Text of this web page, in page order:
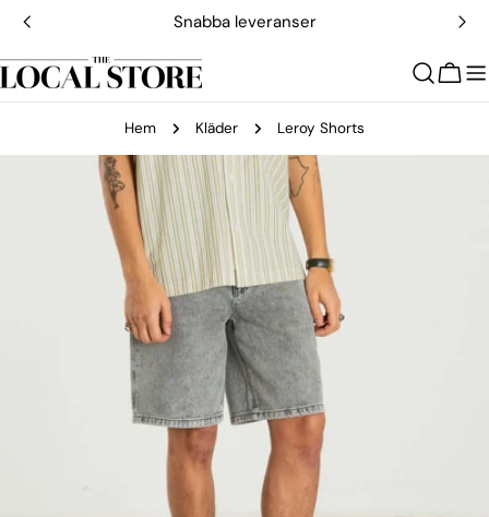
Hoppa
innehållet
Snabba leveranser
Vagn
Hem Kläder Leroy Shorts
produktinformation